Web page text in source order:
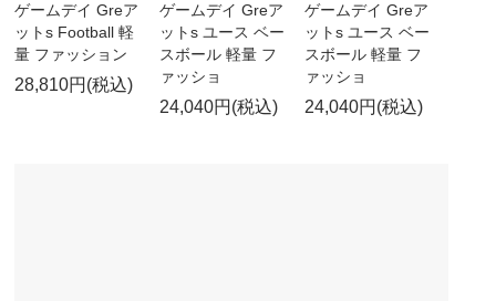
ゲームデイ Greア
ットs Football 軽
量 ファッション
28,810円(税込)
ゲームデイ Greア
ットs ユース ベー
スボール 軽量 フ
ァッショ
24,040円(税込)
ゲームデイ Greア
ットs ユース ベー
スボール 軽量 フ
ァッショ
24,040円(税込)